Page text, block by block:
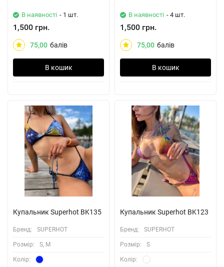
В наявності - 1 шт.
1,500 грн.
75,00 балів
В кошик
В наявності - 4 шт.
1,500 грн.
75,00 балів
В кошик
Купальник Superhot BK135
Бренд: SUPERHOT
Розмiр: S, M
Колiр:
Купальник Superhot BK123
Бренд: SUPERHOT
Розмiр: S
Колiр: